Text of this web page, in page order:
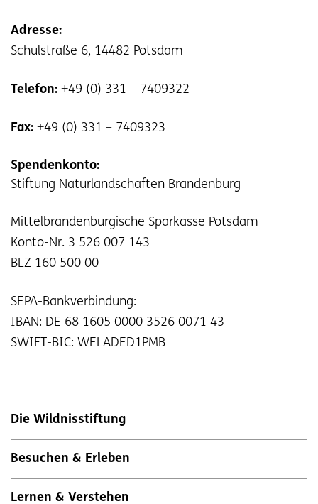
Adresse:
Schulstraße 6, 14482 Potsdam
Telefon: +49 (0) 331 – 7409322
Fax: +49 (0) 331 – 7409323
Spendenkonto:
Stiftung Naturlandschaften Brandenburg
Mittelbrandenburgische Sparkasse Potsdam
Konto-Nr. 3 526 007 143
BLZ 160 500 00
SEPA-Bankverbindung:
IBAN: DE 68 1605 0000 3526 0071 43
SWIFT-BIC: WELADED1PMB
Die Wildnisstiftung
Besuchen & Erleben
Lernen & Verstehen